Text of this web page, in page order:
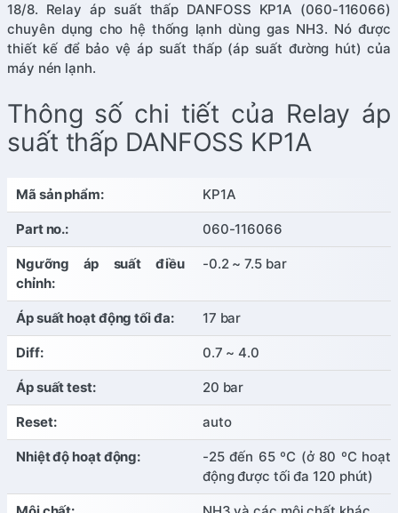
18/8. Relay áp suất thấp DANFOSS KP1A (060-116066)
chuyên dụng cho hệ thống lạnh dùng gas NH3. Nó được
thiết kế để bảo vệ áp suất thấp (áp suất đường hút) của
máy nén lạnh.
Thông số chi tiết của Relay áp
suất thấp DANFOSS KP1A
Mã sản phẩm: KP1A
Part no.: 060-116066
Ngưỡng áp suất điều
chỉnh:
-0.2 ~ 7.5 bar
Áp suất hoạt động tối đa: 17 bar
Diff: 0.7 ~ 4.0
Áp suất test: 20 bar
Reset: auto
Nhiệt độ hoạt động:
-25 đến 65 ºC (ở 80 ºC hoạt
động được tối đa 120 phút)